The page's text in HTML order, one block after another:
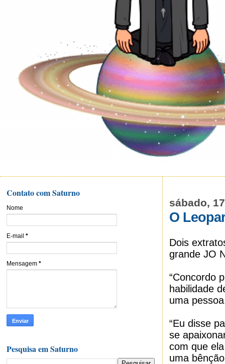
sábado,
O
Dois
grande JO
“Concordo
habilidade
uma
“Eu disse
se
com que
uma
Contato com Saturno
Nome
E-mail *
Mensagem *
Pesquisa em Saturno